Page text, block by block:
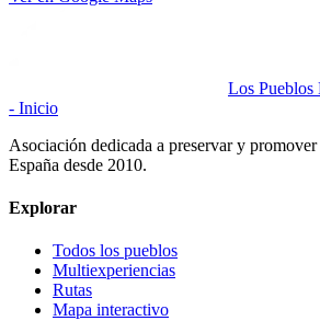
Los Pueblos
- Inicio
Asociación dedicada a preservar y
España desde 2010.
Explorar
Todos los pueblos
Multiexperiencias
Rutas
Mapa interactivo